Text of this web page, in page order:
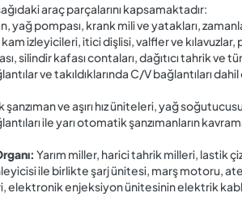
araç parçalarını kapsamaktadır:
yağ pompası, krank mili ve yatakları,
izleyicileri, itici dişlisi, valfler ve
silindir kafası contaları, dağıtıcı tahrik ve
ve takıldıklarında C/V bağlantıları
ve aşırı hız üniteleri, yağ
ile yarı otomatik şanzımanların
Yarım miller, harici tahrik milleri, lastik
ile birlikte şarj ünitesi, marş motoru,
elektronik enjeksiyon ünitesinin elektrik